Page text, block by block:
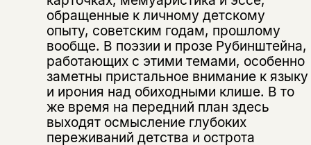
обращенные к личному детскому
опыту, советским годам, прошлому
вообще. В поэзии и прозе Рубинштейна,
работающих с этими темами, особенно
заметны пристальное внимание к языку
и ирония над обиходными клише. В то
же время на передний план здесь
выходят осмысление глубоких
переживаний детства и острота
Подписка на рассылку
Этой книги временно
нет в продаже.